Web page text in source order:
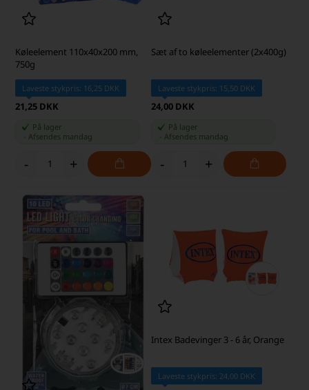
Køleelement 110x40x200 mm,
750g
Laveste stykpris: 16,25 DKK
21,25 DKK
På lager
Afsendes mandag
- +
Sæt af to køleelementer (2x400g)
Laveste stykpris: 15,50 DKK
24,00 DKK
På lager
Afsendes mandag
- +
Intex Badevinger 3 - 6 år, Orange
Laveste stykpris: 24,00 DKK